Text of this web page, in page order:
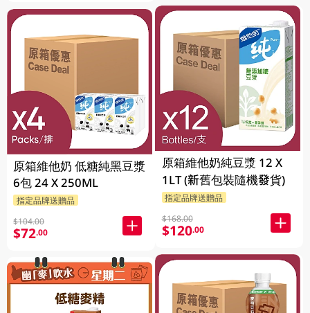
原箱維他奶 低糖純黑豆漿
6包 24 X 250ML
指定品牌送贈品
$104.00
$72.00
原箱維他奶純豆漿 12 X
1LT (新舊包裝隨機發貨)
指定品牌送贈品
$168.00
$120.00